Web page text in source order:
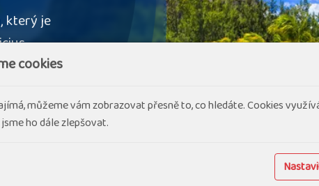
Garance odletu, průvodce:
71 990 Kč
cena za 12 dní
který je
Mauriciu
zahradou
cookies
můžeme vám zobrazovat přesně to, co hledáte. Cookies
ho dále zlepšovat.